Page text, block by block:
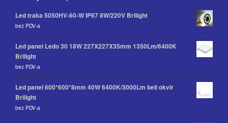
Led traka 5050HV-60-W IP67 8W/220V Brilight
bez PDV-a
Led panel Ledo 30 18W 227X227X35mm 1350Lm/6400K
Brilight
bez PDV-a
Led panel 600*600*8mm 40W 6400K/3000Lm beli okvir
Brilight
bez PDV-a